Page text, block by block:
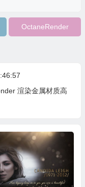
OctaneRender
渲染金属材质高